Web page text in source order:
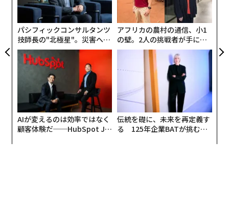
パシフィックコンサルタンツ
技師長の"北極星"。災害への
無力感を乗り越え見つけた、
防災一筋20年の答え
アフリカの農村の通信、小1
の壁。2人の挑戦者が手にし
た「次なる武器」
AIが変えるのは効率ではなく
顧客体験だ──HubSpot Ja
伝統を礎に、未来を再定義す
る 125年企業BATが挑むス